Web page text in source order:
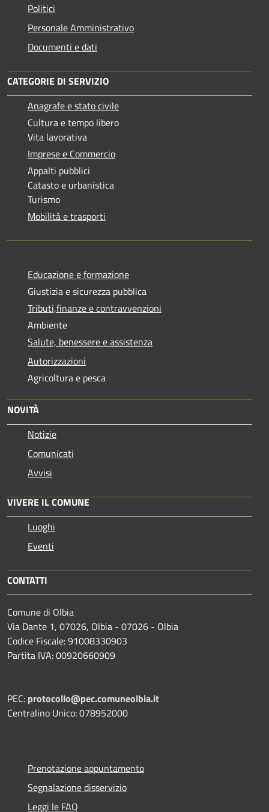
Politici
Personale Amministrativo
Documenti e dati
CATEGORIE DI SERVIZIO
Anagrafe e stato civile
Cultura e tempo libero
Vita lavorativa
Imprese e Commercio
Appalti pubblici
Catasto e urbanistica
Turismo
Mobilità e trasporti
Educazione e formazione
Giustizia e sicurezza pubblica
Tributi,finanze e contravvenzioni
Ambiente
Salute, benessere e assistenza
Autorizzazioni
Agricoltura e pesca
NOVITÀ
Notizie
Comunicati
Avvisi
VIVERE IL COMUNE
Luoghi
Eventi
CONTATTI
Comune di Olbia
Via Dante 1, 07026, Olbia - 07026 - Olbia
Codice Fiscale: 91008330903
Partita IVA: 00920660909
PEC: protocollo@pec.comuneolbia.it
Centralino Unico: 078952000
Prenotazione appuntamento
Segnalazione disservizio
Leggi le FAQ